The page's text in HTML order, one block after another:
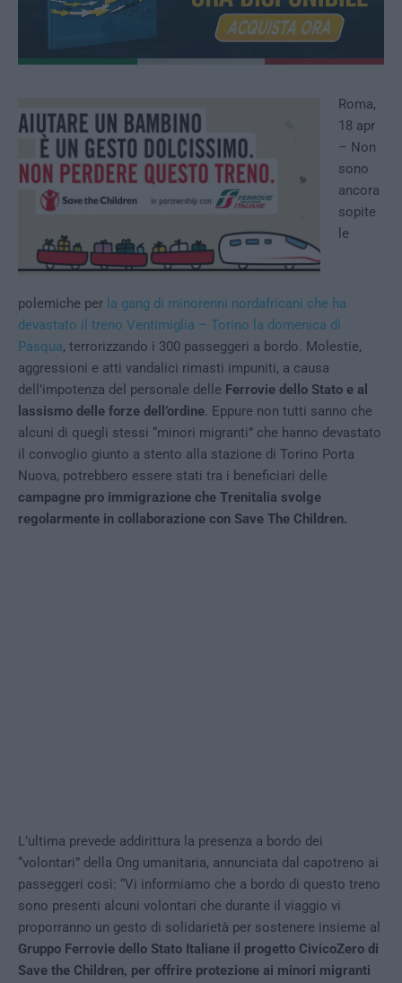
Roma,
18 apr
– Non
sono
ancora
sopite
le
polemiche per la gang di minorenni nordafricani che ha
devastato il treno Ventimiglia – Torino la domenica di
Pasqua, terrorizzando i 300 passeggeri a bordo. Molestie,
aggressioni e atti vandalici rimasti impuniti, a causa
dell’impotenza del personale delle Ferrovie dello Stato e al
lassismo delle forze dell’ordine. Eppure non tutti sanno che
alcuni di quegli stessi “minori migranti” che hanno devastato
il convoglio giunto a stento alla stazione di Torino Porta
Nuova, potrebbero essere stati tra i beneficiari delle
campagne pro immigrazione che Trenitalia svolge
regolarmente in collaborazione con Save The Children.
L’ultima prevede addirittura la presenza a bordo dei
“volontari” della Ong umanitaria, annunciata dal capotreno ai
passeggeri così: “Vi informiamo che a bordo di questo treno
sono presenti alcuni volontari che durante il viaggio vi
proporranno un gesto di solidarietà per sostenere insieme al
Gruppo Ferrovie dello Stato Italiane il progetto CivicoZero di
Save the Children, per offrire protezione ai minori migranti